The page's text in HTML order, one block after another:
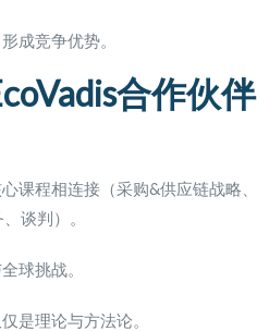
成竞争优势。
合作伙伴
课程相连接（采购&供应链战略、
谈判）。
球挑战。
是理论与方法论。